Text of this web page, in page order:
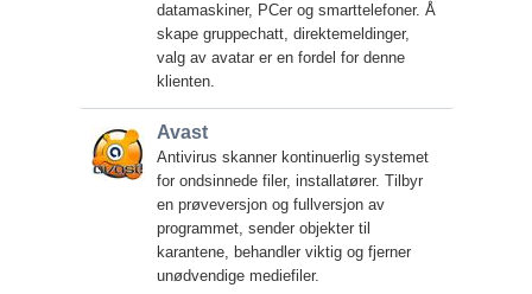
datamaskiner, PCer og smarttelefoner. Å
skape gruppechatt, direktemeldinger,
valg av avatar er en fordel for denne
klienten.
Avast
Antivirus skanner kontinuerlig systemet
for ondsinnede filer, installatører. Tilbyr
en prøveversjon og fullversjon av
programmet, sender objekter til
karantene, behandler viktig og fjerner
unødvendige mediefiler.